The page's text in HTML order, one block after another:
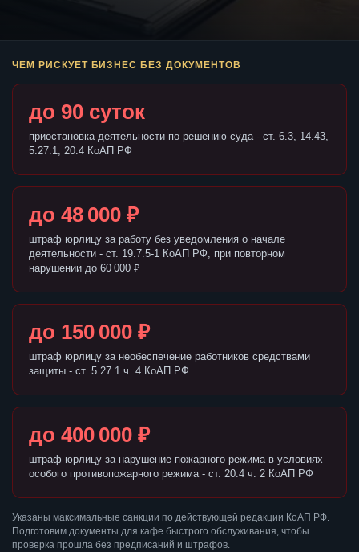
ЧЕМ РИСКУЕТ БИЗНЕС БЕЗ ДОКУМЕНТОВ
до 90 суток
приостановка деятельности по решению суда - ст. 6.3, 14.43,
5.27.1, 20.4 КоАП РФ
до 48 000 ₽
штраф юрлицу за работу без уведомления о начале
деятельности - ст. 19.7.5-1 КоАП РФ, при повторном
нарушении до 60 000 ₽
до 150 000 ₽
штраф юрлицу за необеспечение работников средствами
защиты - ст. 5.27.1 ч. 4 КоАП РФ
до 400 000 ₽
штраф юрлицу за нарушение пожарного режима в условиях
особого противопожарного режима - ст. 20.4 ч. 2 КоАП РФ
Указаны максимальные санкции по действующей редакции КоАП РФ.
Подготовим документы для кафе быстрого обслуживания, чтобы
проверка прошла без предписаний и штрафов.